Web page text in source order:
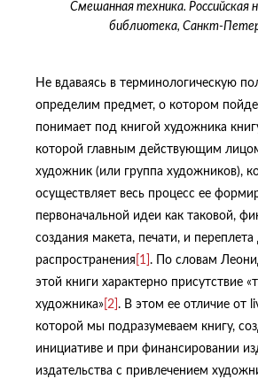
Смешанная техника. Российская
библиотека, Санкт-
Не вдаваясь в терминологическую
определим предмет, о котором
понимает под книгой художника
которой главным действующим
художник (или группа художников),
осуществляет весь процесс ее
первоначальной идеи как таковой,
создания макета, печати, и переплета
распространения [1] . По словам
этой книги характерно присутствие
художника» [2] . В этом ее отличие от
которой мы подразумеваем книгу,
инициативе и при финансировании
издательства с привлечением